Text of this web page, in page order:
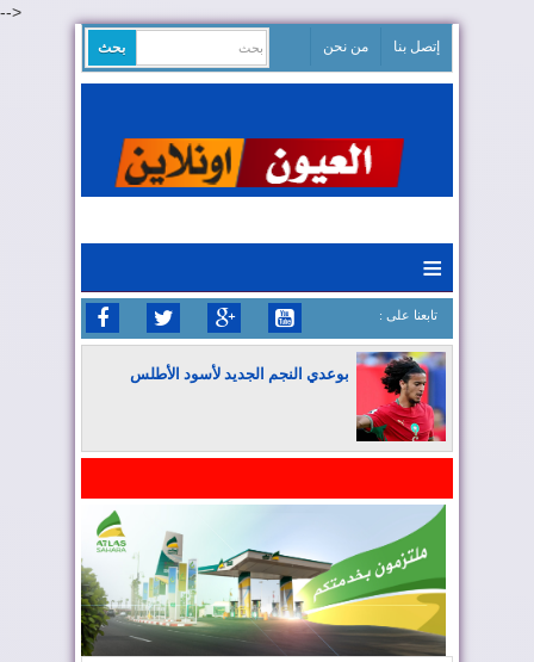
-->
إتصل بنا من نحن
≡
: تابعنا على
بوعدي النجم الجديد لأسود الأطلس
المغرب يعزز موقعه في صناعة الطيران